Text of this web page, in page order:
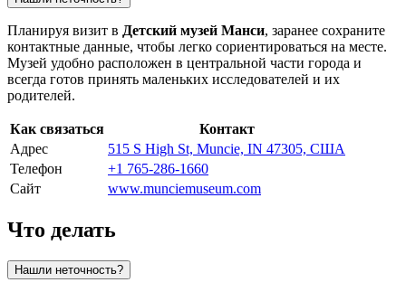
Планируя визит в Детский музей Манси, заранее сохраните
контактные данные, чтобы легко сориентироваться на месте.
Музей удобно расположен в центральной части города и
всегда готов принять маленьких исследователей и их
родителей.
Как связаться
Контакт
Адрес
515 S High St, Muncie, IN 47305, США
Телефон
+1 765-286-1660
Сайт
www.munciemuseum.com
Что делать
Нашли неточность?